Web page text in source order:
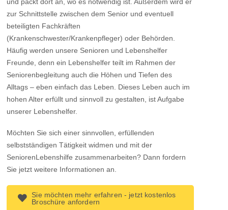
zur Schnittstelle zwischen dem Senior und eventuell
beteiligten Fachkräften
(Krankenschwester/Krankenpfleger) oder Behörden.
Häufig werden unsere Senioren und Lebenshelfer
Freunde, denn ein Lebenshelfer teilt im Rahmen der
Seniorenbegleitung auch die Höhen und Tiefen des
Alltags – eben einfach das Leben. Dieses Leben auch im
hohen Alter erfüllt und sinnvoll zu gestalten, ist Aufgabe
unserer Lebenshelfer.
Möchten Sie sich einer sinnvollen, erfüllenden
selbstständigen Tätigkeit widmen und mit der
SeniorenLebenshilfe zusammenarbeiten? Dann fordern
Sie jetzt weitere Informationen an.
Sie möchten mehr erfahren - jetzt kostenlos
Broschüre anfordern